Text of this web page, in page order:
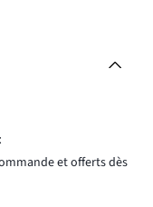
et offerts dès